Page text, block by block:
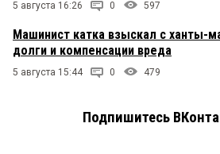
5 августа 16:26 0 597
Машинист катка взыскал с ханты-
долги и компенсации вреда
5 августа 15:44 0 479
Подпишитесь